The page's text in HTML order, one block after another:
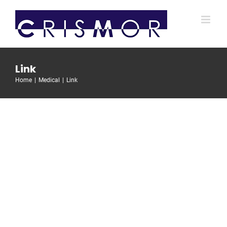
contenuto
Link
Home Medical Link